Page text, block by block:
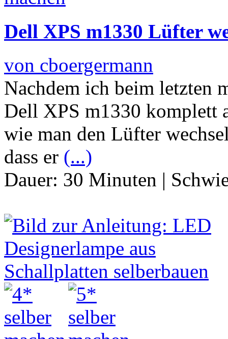
Dell XPS m1330 Lüfter
von cboergermann
Nachdem ich beim letzten
Dell XPS m1330 komplett
wie man den Lüfter
dass er (...)
Dauer: 30 Minuten |